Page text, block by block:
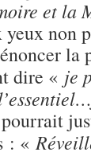
et la
yeux non
la
dire « je
: «